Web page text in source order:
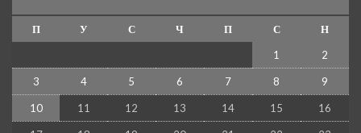
П У С Ч П С
Н
1
2
3 4 5 6 7 8 9
10 11 12 13 14 15 16